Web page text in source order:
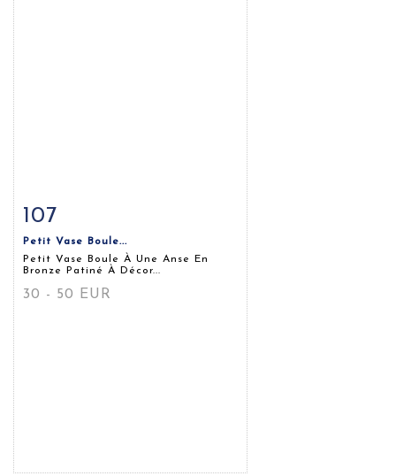
Fiche détaillée
107
Petit Vase Boule...
Petit Vase Boule À Une Anse En
Bronze Patiné À Décor...
30 - 50 EUR